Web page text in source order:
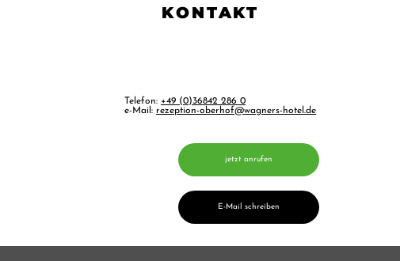
KONTAKT
Telefon: +49 (0)36842 286 0
e-Mail: rezeption-oberhof@wagners-hotel.de
jetzt anrufen
E-Mail schreiben